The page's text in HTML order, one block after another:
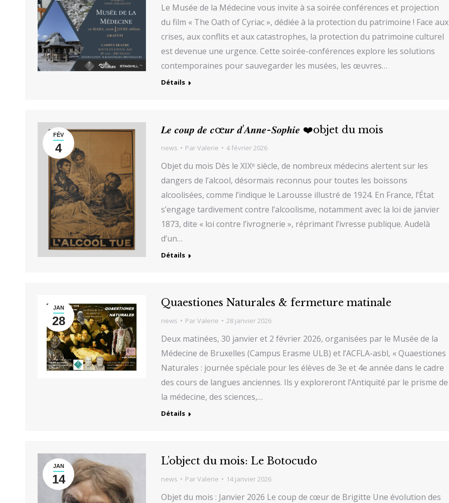
Le Musée de la Médecine vous invite à sa soirée conférences et projection
du film « The Oath of Cyriac », dédiée à la protection du patrimoine ! Face aux
crises, aux conflits et aux catastrophes, la protection du patrimoine culturel
est devenue une urgence. Cette soirée-conférences explore les solutions
contemporaines pour sauvegarder les musées, les œuvres…
Détails
FÉV
4
𝑳𝒆 𝒄𝒐𝒖𝒑 𝒅𝒆 𝒄œ𝒖𝒓 𝒅’𝑨𝒏𝒏𝒆-𝑺𝒐𝒑𝒉𝒊𝒆 ❤️objet du mois
news ParValerie 4 février 2026
Objet du mois Dès le XIXᵉ siècle, de nombreux médecins alertent sur les
dangers de l’alcool, désormais reconnus pour toutes les boissons
alcoolisées, comme l’indique le Larousse illustré de 1924. En France, l’État
s’engage tardivement contre l’alcoolisme, notamment avec la loi de janvier
1873, dite « loi contre l’ivrognerie », réprimant l’ivresse publique. Audelà
d’un…
Détails
JAN
28
Quaestiones Naturales & fermeture matinale
news ParValerie 28 janvier 2026
Deux matinées, 30 janvier et 2 février 2026, organisées par le Musée de la
Médecine de Bruxelles (Campus Erasme ULB) et l’ACFLA-asbl, « Quaestiones
Naturales : journée spéciale pour les élèves de 3e et 4e année dans le cadre
des cours de langues anciennes. Ils y exploreront l’Antiquité par le prisme de
la médecine, des sciences,…
Détails
JAN
14
L’object du mois: Le Botocudo
news ParValerie 14 janvier 2026
Objet du mois : Janvier 2026 Le coup de cœur de Brigitte Une évolution des